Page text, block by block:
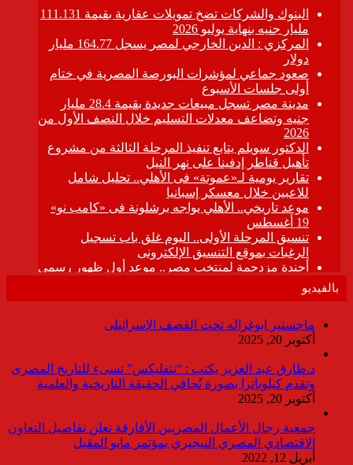
بالفيديو
ماجستير ابوغزاله تحت القصف الإسرائيلى
أكتوبر 20, 2025
د.طارق عبد العزيز يكتب : “نتفليكس” تسىء للتاريخ المصرى
وتقدم كيلوباترا بصورة تُجافي الحقيقة التاريخية والعلمية
أكتوبر 20, 2025
جمعية رجال الأعمال المصريين الأفارقة تعلن تفاصيل التعاون
الاقتصادي المصري النيجيري بمؤتمر مايو المقبل
أبريل 12, 2022